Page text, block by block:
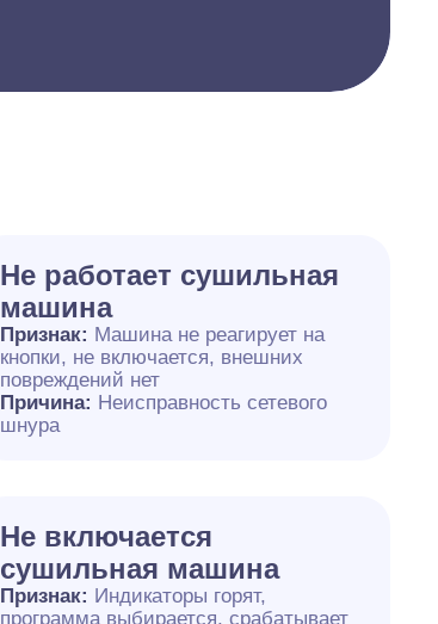
Не работает сушильная
машина
Признак: Машина не реагирует на
кнопки, не включается, внешних
повреждений нет
Причина: Неисправность сетевого
шнура
Не включается
сушильная машина
Признак: Индикаторы горят,
программа выбирается, срабатывает